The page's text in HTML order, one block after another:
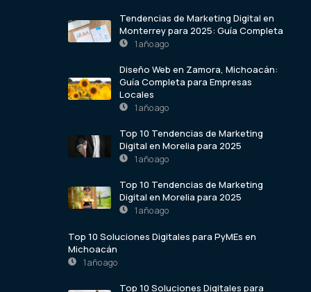
Tendencias de Marketing Digital en
Monterrey para 2025: Guía Completa
1 año ago
Diseño Web en Zamora, Michoacán:
Guía Completa para Empresas
Locales
1 año ago
Top 10 Tendencias de Marketing
Digital en Morelia para 2025
1 año ago
Top 10 Tendencias de Marketing
Digital en Morelia para 2025
1 año ago
Top 10 Soluciones Digitales para PyMEs en
Michoacán
1 año ago
Top 10 Soluciones Digitales para